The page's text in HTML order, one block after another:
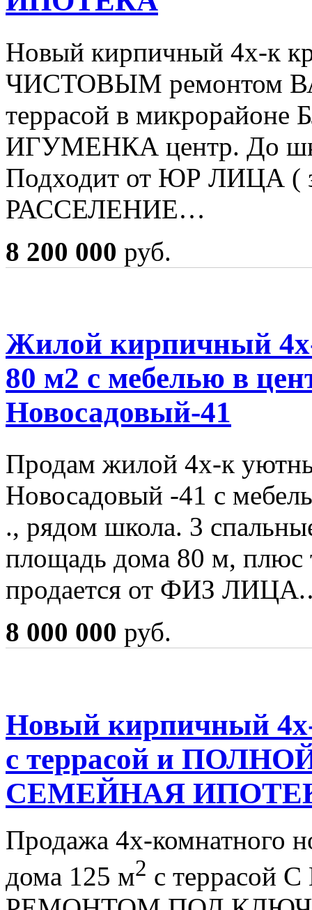
Новый кирпичный 4х-к
ЧИСТОВЫМ ремонтом
террасой в
ИГУМЕНКА центр. До
Подходит от ЮР ЛИЦА (
РАССЕЛЕНИЕ…
8 200 000 руб.
Жилой кирпичный
80 м2 с мебелью в
Новосадовый-41
Продам жилой 4х-к
Новосадовый -41 с
., рядом школа. 3
площадь дома 80 м, плюс
продается от ФИЗ
8 000 000 руб.
Новый кирпичный
с террасой и
СЕМЕЙНАЯ
Продажа 4х-комнатного
дома 125 м2 с